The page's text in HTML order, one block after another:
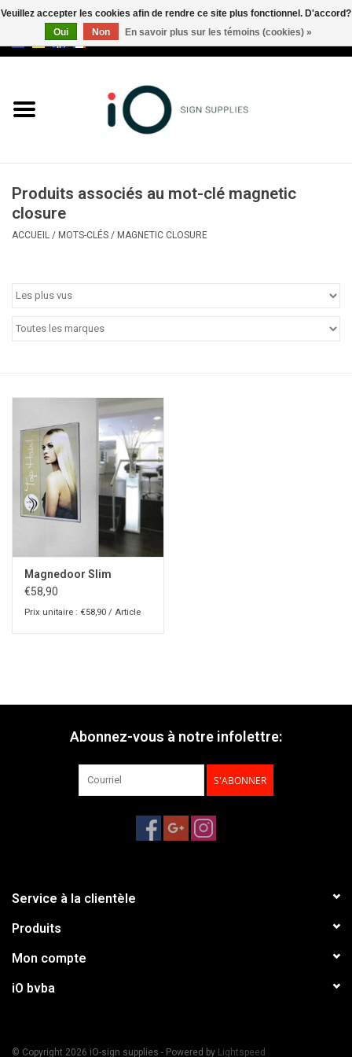
Marques
Appelez-nous au +32 3 353 67
Produits associés au mot-clé magnetic
closure
ACCUEIL / MOTS-CLÉS / MAGNETIC CLOSURE
Magnedoor Slim
€58,90
Prix unitaire : €58,90 / Article
Abonnez-vous à notre infolettre:
S'ABONNER
Service à la clientèle
Produits
Mon compte
iO bvba
© Copyright 2026 iO-sign supplies - Powered by Lightspeed
Veuillez accepter les cookies afin de rendre ce site plus fonctionnel. D'accord?
Oui
Non En savoir plus sur les témoins (cookies) »